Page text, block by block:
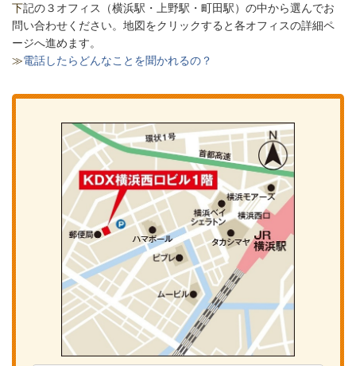
下記の３オフィス（横浜駅・上野駅・町田駅）の中から選んでお
問い合わせください。 地図をクリックすると各オフィスの詳細ペ
ージへ進めます。
≫電話したらどんなことを聞かれるの？